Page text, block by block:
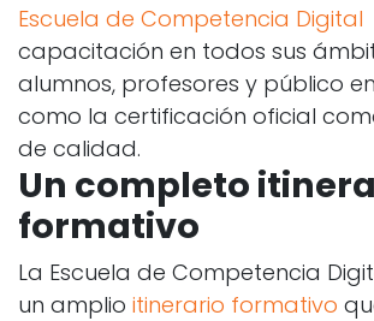
Escuela de Competencia Digital
capacitación en todos sus
alumnos, profesores y público
como la certificación oficial
de calidad.
Un completo
formativo
La Escuela de Competencia
un amplio itinerario formativo